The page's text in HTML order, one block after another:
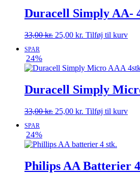
Duracell Simply AA-
33,00kr. Den
33,00 kr..
25,00 kr. Den
25,00 kr..
Tilføj til kurv
SPAR
24%
Duracell Simply
33,00kr. Den
33,00 kr..
25,00 kr. Den
25,00 kr..
Tilføj til kurv
SPAR
24%
Philips AA Batterier